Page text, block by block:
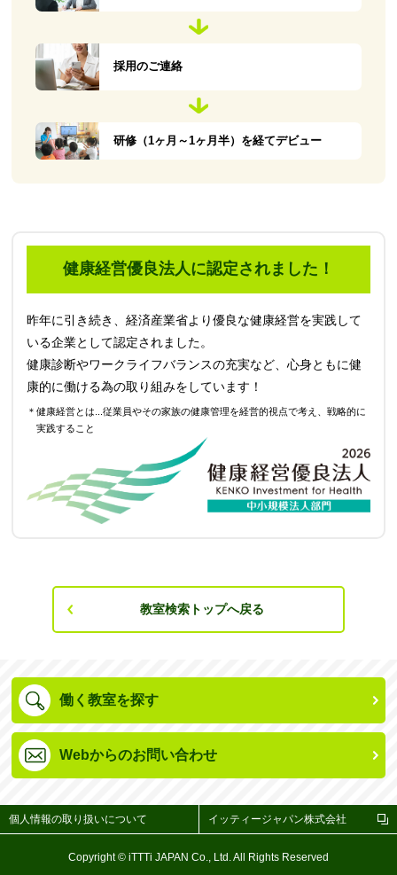
採用のご連絡
研修（1ヶ月～1ヶ月半）を経てデビュー
健康経営優良法人に認定されました！
昨年に引き続き、経済産業省より優良な健康経営を実践して
いる企業として認定されました。
健康診断やワークライフバランスの充実など、心身ともに健
康的に働ける為の取り組みをしています！
＊健康経営とは...従業員やその家族の健康管理を経営的視点で考え、戦略的に
実践すること
教室検索トップへ戻る
働く教室を探す
Webからのお問い合わせ
個人情報の取り扱いについて イッティージャパン株式会社
Copyright © iTTTi JAPAN Co., Ltd. All Rights Reserved